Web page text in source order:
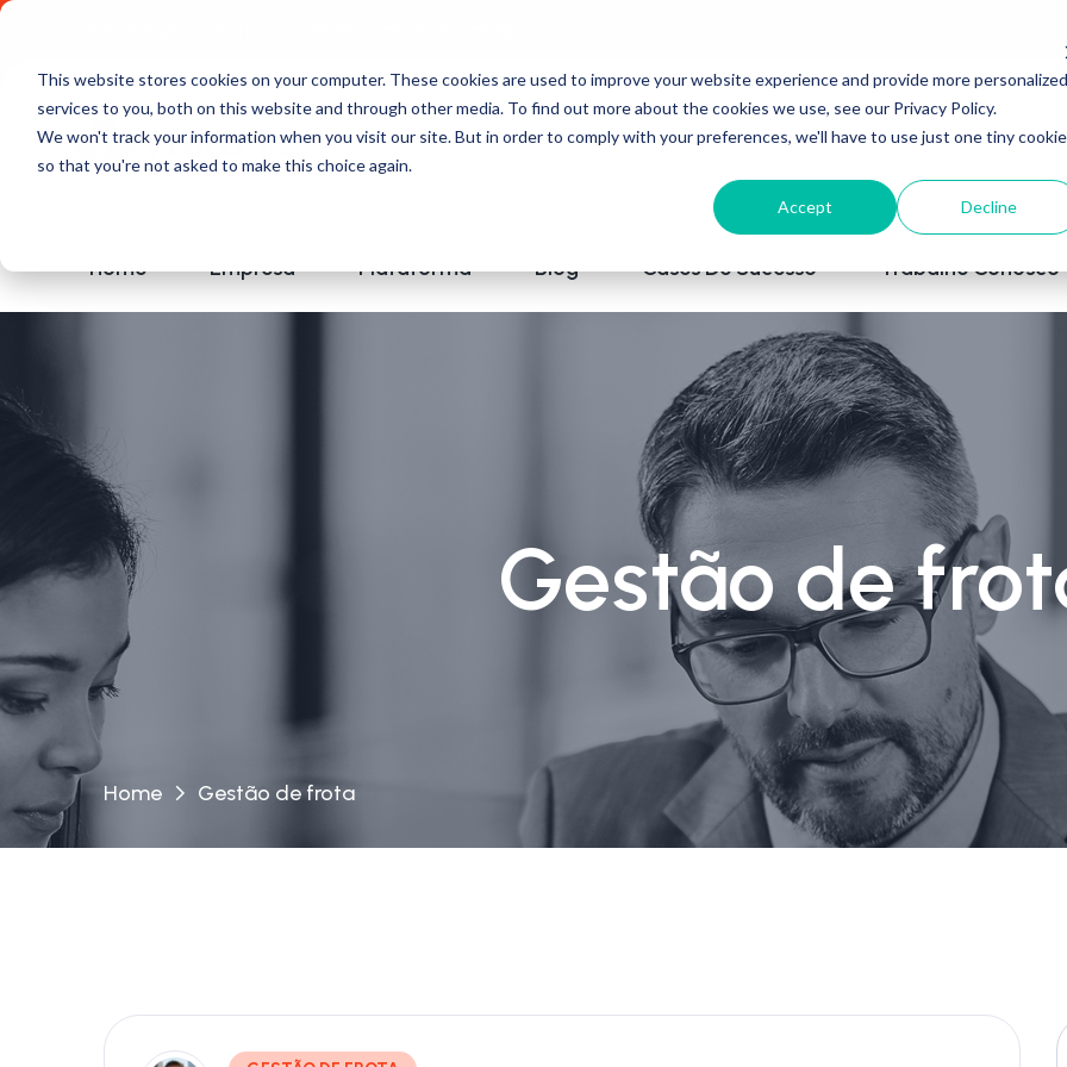
This website stores cookies on your computer. These cookies are used to improve your website experience and provide more personalized
services to you, both on this website and through other media. To find out more about the cookies we use, see our Privacy Policy.
We won't track your information when you visit our site. But in order to comply with your preferences, we'll have to use just one tiny cookie
so that you're not asked to make this choice again.
Accept Decline
Home Empresa Plataforma Blog Cases De Sucesso Trabalhe Conosco
Gestão de
Home Gestão de frota